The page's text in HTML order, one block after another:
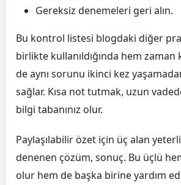
Gereksiz denemeleri geri alın.
Bu kontrol listesi blogdaki diğer
birlikte kullanıldığında hem zaman
de aynı sorunu ikinci kez
sağlar. Kısa not tutmak, uzun
bilgi tabanınız olur.
Paylaşılabilir özet için üç alan
denenen çözüm, sonuç. Bu üçlü
olur hem de başka birine yardım